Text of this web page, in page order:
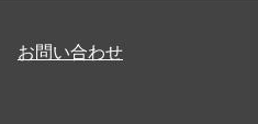
お問い合わせ